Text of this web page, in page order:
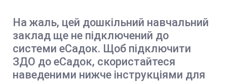
На жаль, цей дошкільний навчальний
заклад ще не підключений до
системи еСадок. Щоб підключити
ЗДО до еСадок, скористайтеся
наведеними нижче інструкціями для